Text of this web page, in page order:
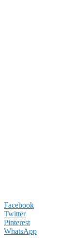
Facebook
Twitter
Pinterest
WhatsApp